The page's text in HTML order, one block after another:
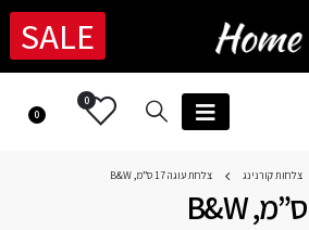
SALE
0
0
צלחות קורנינג צלחת עוגה 17 ס”מ, B&W